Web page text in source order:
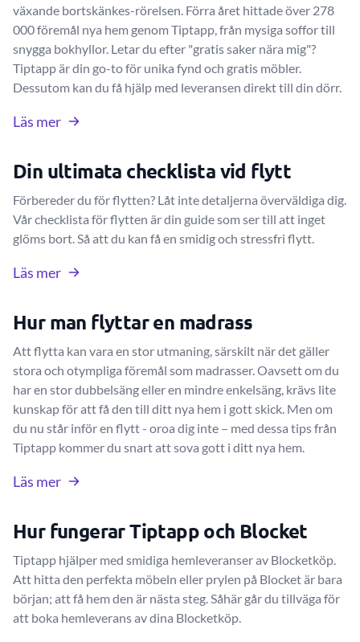
växande bortskänkes-rörelsen. Förra året hittade över 278
000 föremål nya hem genom Tiptapp, från mysiga soffor till
snygga bokhyllor. Letar du efter "gratis saker nära mig"?
Tiptapp är din go-to för unika fynd och gratis möbler.
Dessutom kan du få hjälp med leveransen direkt till din dörr.
Läs mer
Din ultimata checklista vid flytt
Förbereder du för flytten? Låt inte detaljerna överväldiga dig.
Vår checklista för flytten är din guide som ser till att inget
glöms bort. Så att du kan få en smidig och stressfri flytt.
Läs mer
Hur man flyttar en madrass
Att flytta kan vara en stor utmaning, särskilt när det gäller
stora och otympliga föremål som madrasser. Oavsett om du
har en stor dubbelsäng eller en mindre enkelsäng, krävs lite
kunskap för att få den till ditt nya hem i gott skick. Men om
du nu står inför en flytt - oroa dig inte – med dessa tips från
Tiptapp kommer du snart att sova gott i ditt nya hem.
Läs mer
Hur fungerar Tiptapp och Blocket
Tiptapp hjälper med smidiga hemleveranser av Blocketköp.
Att hitta den perfekta möbeln eller prylen på Blocket är bara
början; att få hem den är nästa steg. Såhär går du tillväga för
att boka hemleverans av dina Blocketköp.